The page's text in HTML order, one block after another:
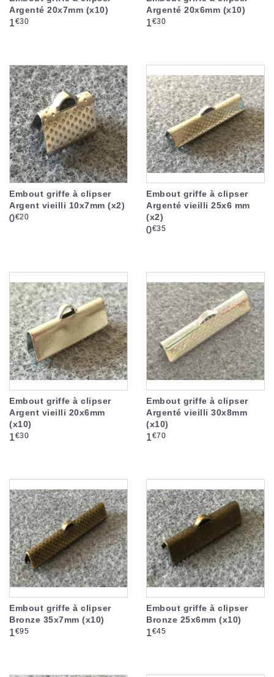
Argenté 20x7mm (x10)
Prix
1€30
Argenté 20x6mm (x10)
Prix
1€30
Embout griffe à clipser
Argent vieilli 10x7mm (x2)
Prix
0€20
Embout griffe à clipser
Argenté vieilli 25x6 mm
(x2)
Prix
0€35
Embout griffe à clipser
Argent vieilli 20x6mm
(x10)
Prix
1€30
Embout griffe à clipser
Argenté vieilli 30x8mm
(x10)
Prix
1€70
Embout griffe à clipser
Bronze 35x7mm (x10)
Prix
1€95
Embout griffe à clipser
Bronze 25x6mm (x10)
Prix
1€45